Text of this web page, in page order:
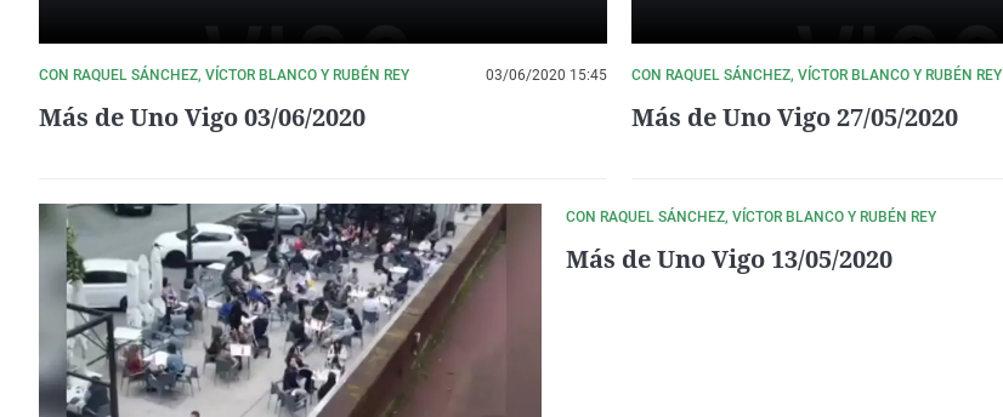
CON RAQUEL SÁNCHEZ, VÍCTOR BLANCO Y RUBÉN REY 03/06/2020 15:45
Más de Uno Vigo 03/06/2020
CON RAQUEL SÁNCHEZ, VÍCTOR BLANCO Y RUBÉN REY
Más de Uno Vigo 27/05/2020
CON RAQUEL SÁNCHEZ, VÍCTOR BLANCO Y RUBÉN REY
Más de Uno Vigo 13/05/2020